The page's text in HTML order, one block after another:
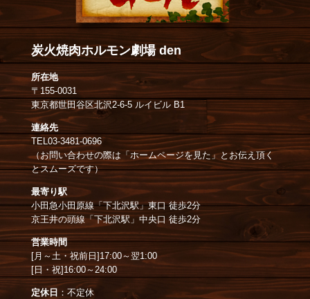
炭火焼肉ホルモン劇場 den
所在地
〒 155-0031
東京都世田谷区北沢2-6-5 ルイビル B1
連絡先
TEL03-3481-0696
（お問い合わせの際は「ホームページを見た」とお伝え頂く
とスムーズです）
最寄り駅
小田急小田原線「下北沢駅」東口 徒歩2分
京王井の頭線「下北沢駅」 中央口 徒歩2分
営業時間
[月～土・祝前日]17:00～翌1:00
[日・祝]16:00～24:00
定休日 ：不定休